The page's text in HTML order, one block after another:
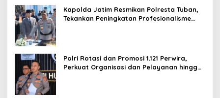
Kapolda Jatim Resmikan Polresta Tuban,
Tekankan Peningkatan Profesionalisme
Polri Rotasi dan Promosi 1.121 Perwira,
Perkuat Organisasi dan Pelayanan hingga